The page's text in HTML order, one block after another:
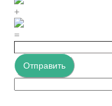
+
=
Отправить